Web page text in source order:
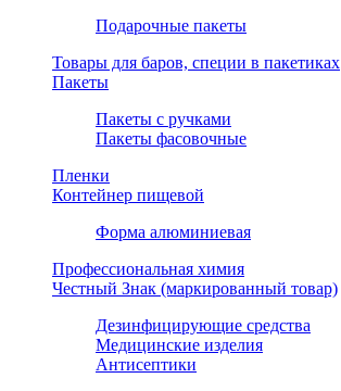
Подарочные пакеты
Товары для баров, специи в пакетиках
Пакеты
Пакеты с ручками
Пакеты фасовочные
Пленки
Контейнер пищевой
Форма алюминиевая
Профессиональная химия
Честный Знак (маркированный товар)
Дезинфицирующие средства
Медицинские изделия
Антисептики